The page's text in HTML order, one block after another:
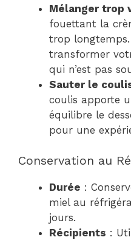
Mélanger trop
fouettant la
trop
transformer
qui n’est pas
Sauter le
coulis apporte
équilibre le
pour une
Conservation au
Durée :
miel au
jours.
Récipients :